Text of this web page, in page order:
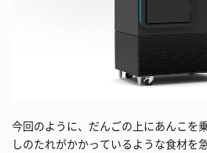
今回のように、だんごの上にあんこを
しのたれがかかっているような食材を